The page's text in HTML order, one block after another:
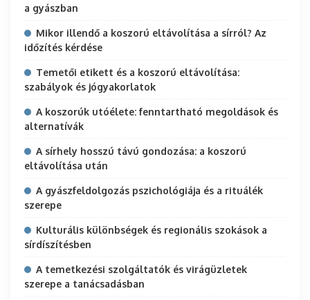
a gyászban
Mikor illendő a koszorú eltávolítása a sírról? Az
időzítés kérdése
Temetői etikett és a koszorú eltávolítása:
szabályok és jógyakorlatok
A koszorúk utóélete: fenntartható megoldások és
alternatívák
A sírhely hosszú távú gondozása: a koszorú
eltávolítása után
A gyászfeldolgozás pszichológiája és a rituálék
szerepe
Kulturális különbségek és regionális szokások a
sírdíszítésben
A temetkezési szolgáltatók és virágüzletek
szerepe a tanácsadásban